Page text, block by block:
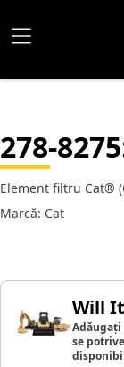
278-8275
Element filtru Cat®
Marcă: Cat
Will
Adăugați
se